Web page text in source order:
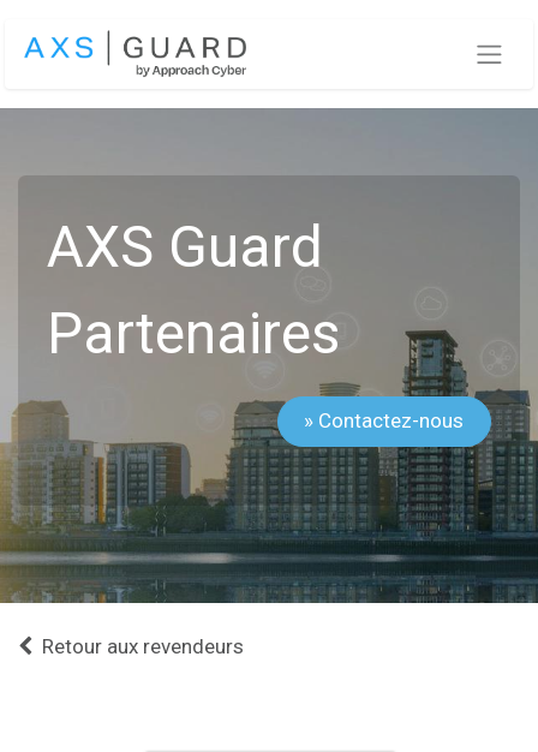
AXS Guard
Partenaires
» Contactez-nous
Retour aux revendeurs